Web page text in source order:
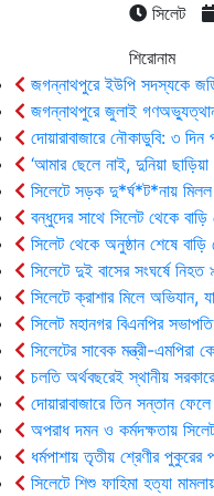
সিলেট
শিরোনাম
জগন্নাথপুরে ইউপি সদস্যকে
জগন্নাথপুরে জুলাই
দোয়ারাবাজারে নৌকাডুবি: ৩
‘আমার ছেলে নাই, দুনিয়া
সিলেটে সড়ক দু*র্ঘ*ট*নায়
বন্ধুদের সাথে সিলেট থেকে
সিলেট থেকে অনুষ্ঠান শেষে বাড়ি
সিলেটে দুই বাসের সংঘর্ষে নিহত
সিলেটে ক্রাশার মিলে অভিযান,
সিলেট মহানগর বিএনপির
সিলেটের সাবেক মন্ত্রী-এমপিরা
চলতি অর্থবছরেই স্থানীয়
দোয়ারাবাজারে তিন সন্তান
অপরাধ দমন ও কর্মদক্ষতায়
ধর্মপাশায় তৃতীয় শ্রেণীর
সিলেটে শিশু ফাহিমা হত্যা